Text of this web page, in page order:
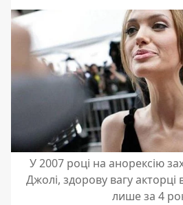
У 2007 році на анорексію
Джолі, здорову вагу
лише за 4